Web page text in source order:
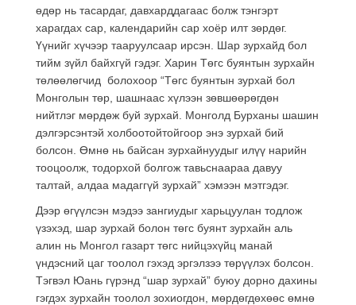
өдөр нь тасардаг, давхарддагаас болж тэнгэрт
харагдах сар, календарийн сар хоёр илт зөрдөг.
Үүнийг хүчээр тааруулсаар ирсэн. Шар зурхайд бол
тийм зүйл байхгүй гэдэг. Харин Төгс буянтын зурхайн
төлөөлөгчид болохоор “Төгс буянтын зурхай бол
Монголын төр, шашнаас хүлээн зөвшөөрөгдөн
нийтлэг мөрдөж буй зурхай. Монголд Бурханы шашин
дэлгэрсэнтэй холбоотойтойгоор энэ зурхай бий
болсон. Өмнө нь байсан зурхайнуудыг илүү нарийн
тооцоолж, тодорхой болгож тавьснаараа давуу
талтай, алдаа мадаггүй зурхай” хэмээн мэтгэдэг.
Дээр өгүүлсэн мэдээ зангиудыг харьцуулан тодлож
үзэхэд, шар зурхай болон төгс буянт зурхайн аль
алин нь Монгол газарт төгс нийцэхүйц манай
үндэсний цаг тоолол гэхэд эргэлзээ төрүүлэх болсон.
Тэгвэл Юань гүрэнд “шар зурхай” буюу дорно дахины
гэгдэх зурхайн тоолол зохиогдон, мөрдөгдөхөөс өмнө